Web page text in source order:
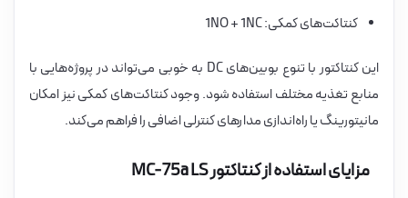
کنتاکت‌های کمکی: 1NO + 1NC
این کنتاکتور با تنوع بوبین‌های DC به خوبی می‌تواند در پروژه‌هایی با
منابع تغذیه مختلف استفاده شود. وجود کنتاکت‌های کمکی نیز امکان
مانیتورینگ یا راه‌اندازی مدارهای کنترلی اضافی را فراهم می‌کند.
مزایای استفاده از کنتاکتور MC-75a LS